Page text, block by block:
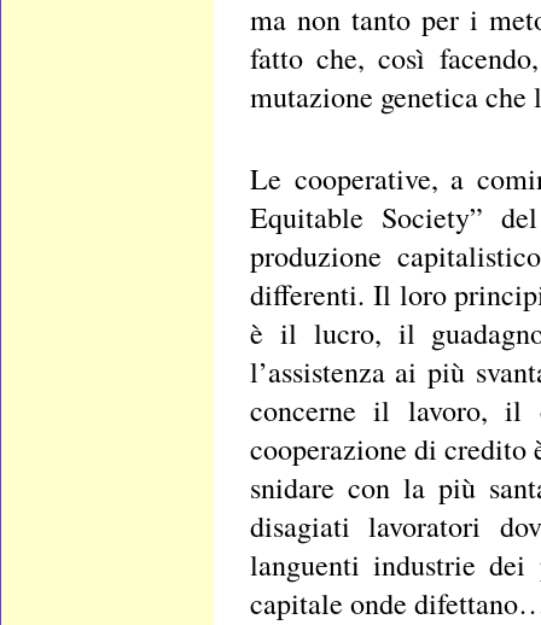
ma non tanto per i
fatto che, così
mutazione genetica
Le cooperative, a
Equitable Society”
produzione
differenti. Il loro
è il lucro, il
l’assistenza ai più
concerne il lavoro, il
cooperazione di credito
snidare con la più
disagiati lavoratori
languenti industrie
capitale onde